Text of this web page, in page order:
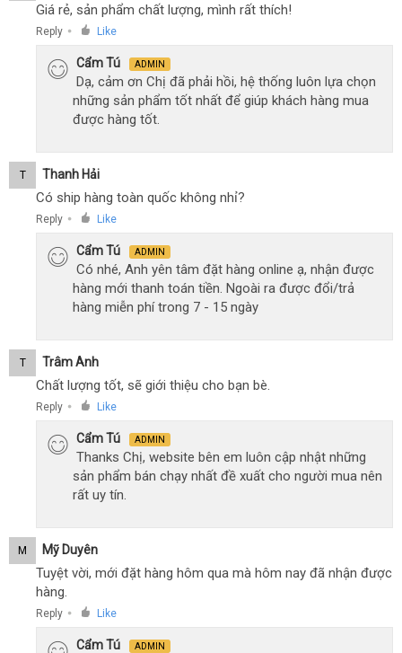
Giá rẻ, sản phẩm chất lượng, mình rất thích!
Reply ● Like
Cẩm Tú ADMIN
Dạ, cảm ơn Chị đã phải hồi, hệ thống luôn lựa chọn
những sản phẩm tốt nhất để giúp khách hàng mua
được hàng tốt.
T Thanh Hải
Có ship hàng toàn quốc không nhỉ?
Reply ● Like
Cẩm Tú ADMIN
Có nhé, Anh yên tâm đặt hàng online ạ, nhận được
hàng mới thanh toán tiền. Ngoài ra được đổi/trả
hàng miễn phí trong 7 - 15 ngày
T Trâm Anh
Chất lượng tốt, sẽ giới thiệu cho bạn bè.
Reply ● Like
Cẩm Tú ADMIN
Thanks Chị, website bên em luôn cập nhật những
sản phẩm bán chạy nhất đề xuất cho người mua nên
rất uy tín.
M Mỹ Duyên
Tuyệt vời, mới đặt hàng hôm qua mà hôm nay đã nhận được
hàng.
Reply ● Like
Cẩm Tú ADMIN